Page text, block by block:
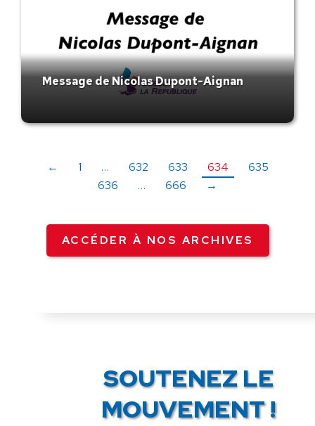
Message de Nicolas Dupont-Aignan
← 1 … 632 633 634
635
636
… 666 →
ACCÉDER À NOS ARCHIVES
SOUTENEZ LE
MOUVEMENT !